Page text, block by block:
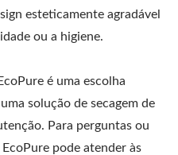
esteticamente agradável
ou a higiene.
é uma escolha
solução de secagem de
Para perguntas ou
pode atender às